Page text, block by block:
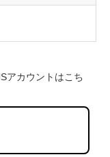
アカウントはこち